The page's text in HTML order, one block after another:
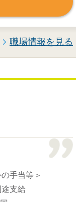
職場情報を見る
手当等＞
支給